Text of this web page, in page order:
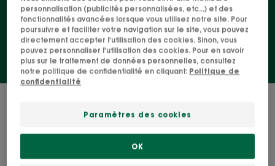
plus possible le bad hair day.
&
personnalisation (publicités personnalisées, etc...) et des
fonctionnalités avancées lorsque vous utilisez notre site. Pour
poursuivre et faciliter votre navigation sur le site, vous pouvez
directement accepter l'utilisation des cookies. Sinon, vous
pouvez personnaliser l'utilisation des cookies. Pour en savoir
plus sur le traitement de données personnelles, consultez
notre politique de confidentialité en cliquant: Politique de
confidentialité
Paramètres des cookies
OK